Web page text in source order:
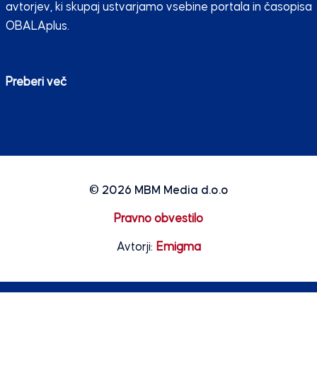
avtorjev, ki skupaj ustvarjamo vsebine portala in časopisa
OBALAplus.
Preberi več
© 2026 MBM Media d.o.o
Pravno obvestilo
Avtorji: Emigma